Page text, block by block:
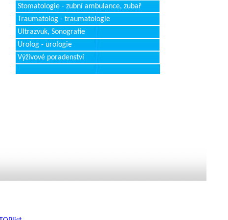
Stomatologie - zubní ambulance, zubař
Traumatolog - traumatologie
Ultrazvuk, Sonografie
Urolog - urologie
Výživové poradenství